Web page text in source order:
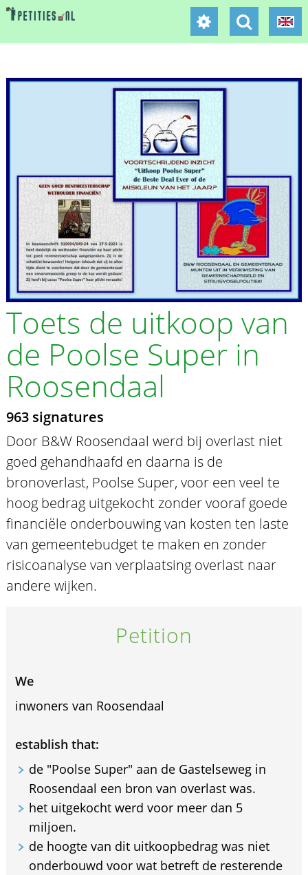
Toets de uitkoop van
de Poolse Super in
Roosendaal
963 signatures
Door B&W Roosendaal werd bij overlast niet
goed gehandhaafd en daarna is de
bronoverlast, Poolse Super, voor een veel te
hoog bedrag uitgekocht zonder vooraf goede
financiële onderbouwing van kosten ten laste
van gemeentebudget te maken en zonder
risicoanalyse van verplaatsing overlast naar
andere wijken.
Petition
We
inwoners van Roosendaal
establish that:
de "Poolse Super" aan de Gastelseweg in
Roosendaal een bron van overlast was.
het uitgekocht werd voor meer dan 5
miljoen.
de hoogte van dit uitkoopbedrag was niet
onderbouwd voor wat betreft de resterende